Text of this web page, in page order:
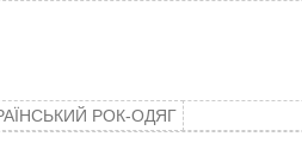
РОК-ОДЯГ